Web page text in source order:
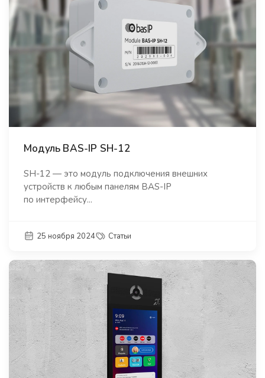
Модуль BAS-IP SH-12
SH-12 — это модуль подключения внешних
устройств к любым панелям BAS-IP
по интерфейсу...
25 ноября 2024 Статьи